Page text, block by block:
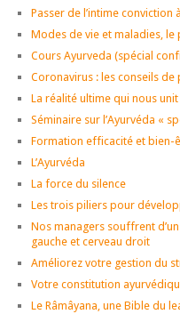
Passer de l’intime
Modes de vie et maladies,
Cours Ayurveda (spécial
Coronavirus : les conseils de
La réalité ultime qui nous
Séminaire sur l’Ayurvéda «
Formation efficacité et bien-
L’Ayurvéda
La force du silence
Les trois piliers pour
Nos managers souffrent
gauche et cerveau droit
Améliorez votre gestion du
Votre constitution
Le Râmâyana, une Bible du